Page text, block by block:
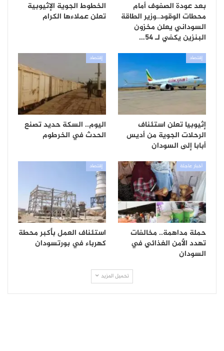
بعد عودة الصفوف أمام
محطات الوقود..وزير الطاقة
السوداني يعلن مخزون
البنزين يكفي لـ 54…
الخطوط الجوية الإثيوبية
تعلن عملاءها الكرام
إقتصاد
إثيوبيا تعلن استئناف
الرحلات الجوية من أديس
أبابا إلى السودان
إقتصاد
اليوم.. السكة حديد تصنع
الحدث في الخرطوم
أخبار عاجلة
حملة مداهمة.. مخالفات
تهدد الأمن الغذائي في
السودان
إقتصاد
استئناف العمل بأكبر محطة
كهرباء في بورتسودان
تحميل المزيد